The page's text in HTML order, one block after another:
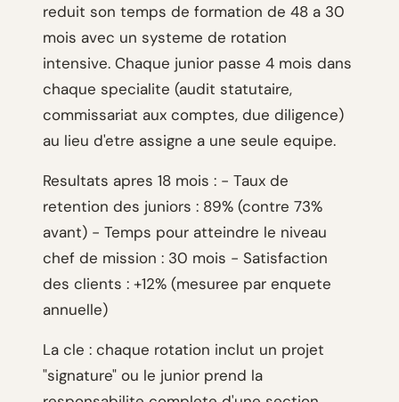
reduit son temps de formation de 48 a 30
mois avec un systeme de rotation
intensive. Chaque junior passe 4 mois dans
chaque specialite (audit statutaire,
commissariat aux comptes, due diligence)
au lieu d'etre assigne a une seule equipe.
Resultats apres 18 mois : - Taux de
retention des juniors : 89% (contre 73%
avant) - Temps pour atteindre le niveau
chef de mission : 30 mois - Satisfaction
des clients : +12% (mesuree par enquete
annuelle)
La cle : chaque rotation inclut un projet
"signature" ou le junior prend la